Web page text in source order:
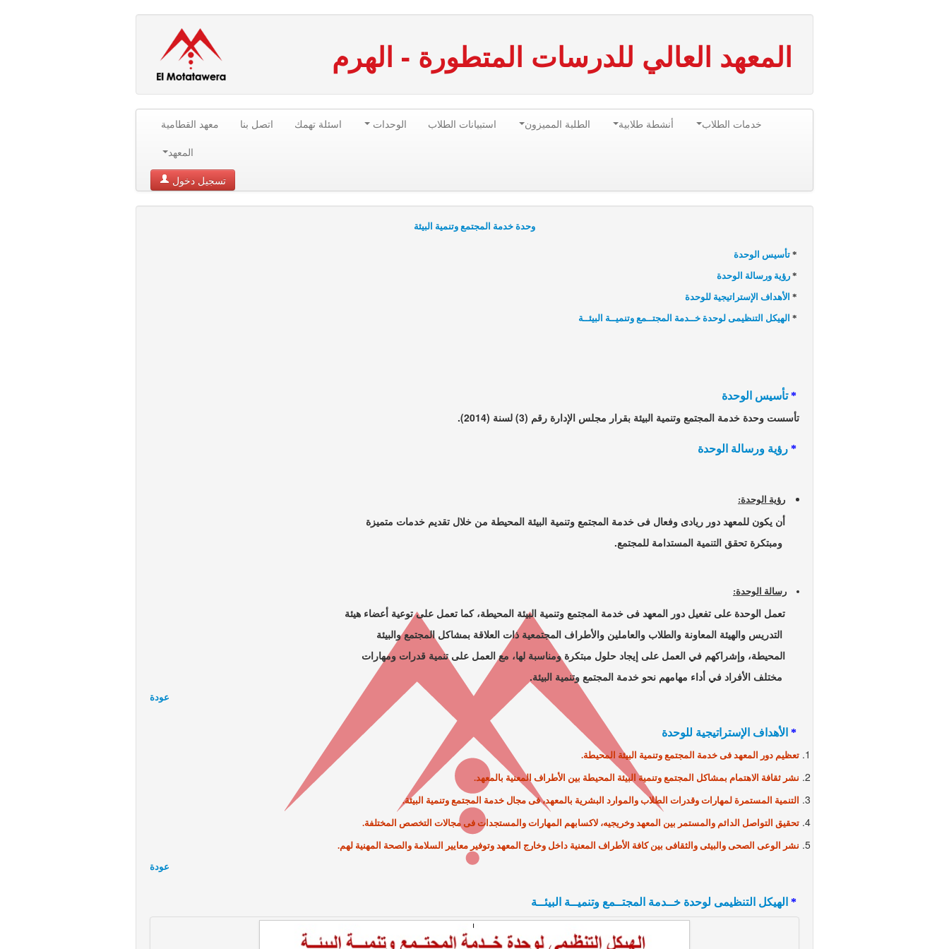
المعهد العالي للدرسات المتطورة - الهرم
معهد القطامية اتصل بنا اسئلة تهمك الوحدات استبيانات الطلاب الطلبة المميزون أنشطة طلابية
خدمات الطلاب
المعهد
تسجيل دخول
وحدة خدمة المجتمع وتنمية البيئة
* تأسيس الوحدة
* رؤية ورسالة الوحدة
* الأهداف الإستراتيجية للوحدة
* الهيكل التنظيمى لوحدة خــدمة المجتــمع وتنميــة البيئــة
*تأسيس الوحدة
تأسست وحدة خدمة المجتمع وتنمية البيئة بقرار مجلس الإدارة رقم (3) لسنة (2014).
* رؤية ورسالة الوحدة
رؤية الوحدة:
أن يكون للمعهد دور ريادى وفعال فى خدمة المجتمع وتنمية البيئة المحيطة من خلال تقديم خدمات متميزة
ومبتكرة تحقق التنمية المستدامة للمجتمع.
رسالة الوحدة:
تعمل الوحدة على تفعيل دور المعهد فى خدمة المجتمع وتنمية البيئة المحيطة، كما تعمل على توعية أعضاء هيئة
التدريس والهيئة المعاونة والطلاب والعاملين والأطراف المجتمعية ذات العلاقة بمشاكل المجتمع والبيئة
المحيطة، وإشراكهم في العمل على إيجاد حلول مبتكرة ومناسبة لها، مع العمل على تنمية قدرات ومهارات
مختلف الأفراد في أداء مهامهم نحو خدمة المجتمع وتنمية البيئة.
عودة
* الأهداف الإستراتيجية للوحدة
تعظيم دور المعهد فى خدمة المجتمع وتنمية البيئة المحيطة.
نشر ثقافة الاهتمام بمشاكل المجتمع وتنمية البيئة المحيطة بين الأطراف المعنية بالمعهد.
التنمية المستمرة لمهارات وقدرات الطلاب والموارد البشرية بالمعهد، فى مجال خدمة المجتمع وتنمية البيئة.
تحقيق التواصل الدائم والمستمر بين المعهد وخريجيه، لاكسابهم المهارات والمستجدات فى مجالات التخصص المختلفة.
نشر الوعى الصحى والبيئى والثقافى بين كافة الأطراف المعنية داخل وخارج المعهد وتوفير معايير السلامة والصحة المهنية لهم.
عودة
* الهيكل التنظيمى لوحدة خــدمة المجتــمع وتنميــة البيئــة